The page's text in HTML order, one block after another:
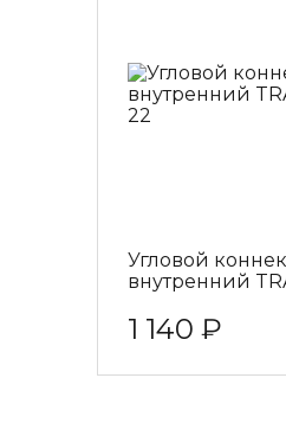
Угловой
внутренний
1 140 ₽